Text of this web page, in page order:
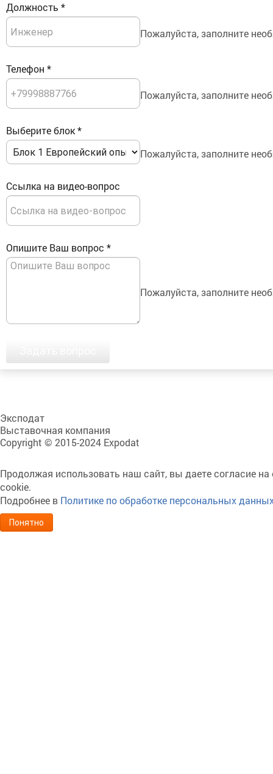
Должность *
Пожалуйста, заполните
Телефон *
Пожалуйста, заполните
Выберите блок*
Пожалуйста, заполните
Ссылка на видео-вопрос
Опишите Ваш вопрос *
Пожалуйста, заполните
Эксподат
Выставочная компания
Copyright © 2015-2024 Expodat
Продолжая использовать наш сайт, вы даете согласие
cookie.
Подробнее в Политике по обработке персональных
Понятно